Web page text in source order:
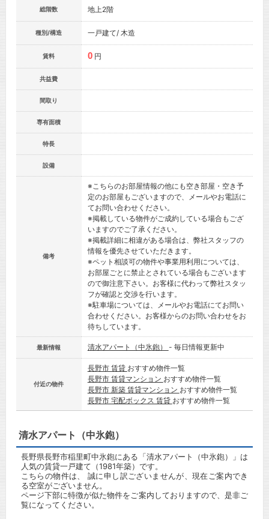
総階数 地上2階
種別/構造 一戸建て/ 木造
賃料 0 円
共益費
間取り
専有面積
特長
設備
備考
※こちらのお部屋情報の他にも空き部屋・空き予
定のお部屋もございますので、メールやお電話に
てお問い合わせください。
※掲載している物件がご成約している場合もござ
いますのでご了承ください。
※掲載詳細に相違がある場合は、弊社スタッフの
情報を優先させていただきます。
※ペット相談可の物件や事業用利用については、
お部屋ごとに禁止とされている場合もございます
ので御注意下さい。お客様に代わって弊社スタッ
フが確認と交渉を行います。
※駐車場については、メールやお電話にてお問い
合わせください。お客様からのお問い合わせをお
待ちしています。
最新情報 清水アパート（中氷鉋） - 毎日情報更新中
付近の物件
長野市 賃貸 おすすめ物件一覧
長野市 賃貸マンション おすすめ物件一覧
長野市 新築 賃貸マンション おすすめ物件一覧
長野市 宅配ボックス 賃貸 おすすめ物件一覧
清水アパート（中氷鉋）
長野県長野市稲里町中氷鉋にある「清水アパート（中氷鉋）」は
人気の賃貸一戸建て（1981年築）です。
こちらの物件は、 誠に申し訳ございませんが、現在ご案内でき
る空室がございません。
ページ下部に特徴が似た物件をご案内しておりますので、是非ご
覧になってください。